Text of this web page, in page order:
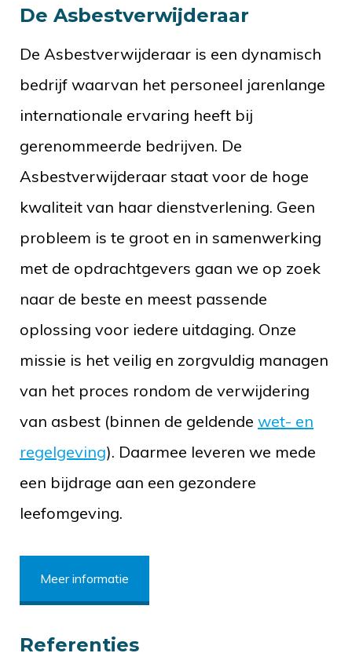
De Asbestverwijderaar
De Asbestverwijderaar is een dynamisch
bedrijf waarvan het personeel jarenlange
internationale ervaring heeft bij
gerenommeerde bedrijven. De
Asbestverwijderaar staat voor de hoge
kwaliteit van haar dienstverlening. Geen
probleem is te groot en in samenwerking
met de opdrachtgevers gaan we op zoek
naar de beste en meest passende
oplossing voor iedere uitdaging. Onze
missie is het veilig en zorgvuldig managen
van het proces rondom de verwijdering
van asbest (binnen de geldende wet- en
regelgeving). Daarmee leveren we mede
een bijdrage aan een gezondere
leefomgeving.
Meer informatie
Referenties